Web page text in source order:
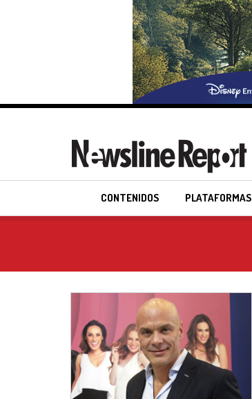
CONTENIDOS PLATAFORMAS